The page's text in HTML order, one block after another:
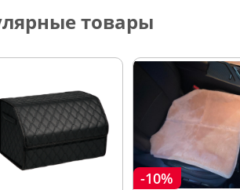
товары
-10%